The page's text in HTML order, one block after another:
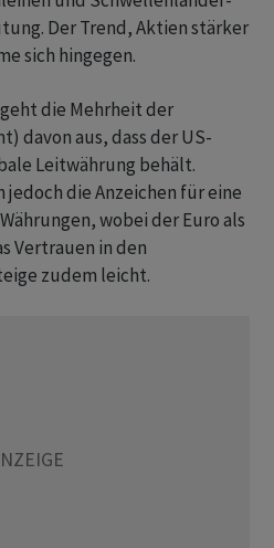
Der Trend, Aktien stärker
sich hingegen.
die Mehrheit der
davon aus, dass der US-
Leitwährung behält.
die Anzeichen für eine
wobei der Euro als
Vertrauen in den
zudem leicht.